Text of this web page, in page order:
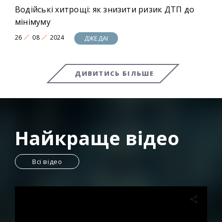
Водійські хитрощі: як знизити ризик ДТП до
мінімуму
26 08 2024 ДЖЕДАІ
ДИВИТИСЬ БІЛЬШЕ
Найкраще відео
Всі відео